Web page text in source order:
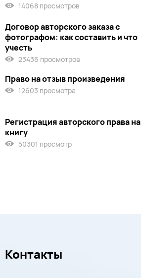
14068 просмотров
Договор авторского заказа с
фотографом: как составить и что
учесть
23436 просмотров
Право на отзыв произведения
12603 просмотра
Регистрация авторского права на
книгу
50301 просмотр
Контакты